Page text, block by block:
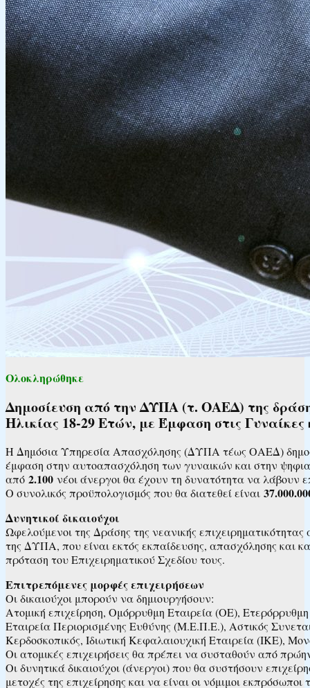
Ολοκληρώθηκε
Δημοσίευση από την ΔΥΠΑ (τ. ΟΑΕΔ) της
Ηλικίας 18-29 Ετών, με Έμφαση στις
Η Δημόσια Υπηρεσία Απασχόλησης (ΔΥΠΑ τέως ΟΑΕΔ)
έμφαση στην αυτοαπασχόληση των γυναικών και στην
από 2.100 νέοι άνεργοι θα έχουν τη δυνατότητα να λάβουν
Ο συνολικός προϋπολογισμός που θα διατεθεί είναι
Δυνητικοί δικαιούχοι
Ωφελούμενοι της Δράσης της νεανικής
της ΔΥΠΑ, που είναι εκτός εκπαίδευσης, απασχόλησης και
πρόταση του Επιχειρηματικού Σχεδίου τους.
Επιτρεπόμενες μορφές επιχειρήσεων
Οι δικαιούχοι μπορούν να δημιουργήσουν:
Ατομική επιχείρηση, Ομόρρυθμη Εταιρεία (ΟΕ),
Εταιρεία Περιορισμένης Ευθύνης (Μ.Ε.Π.Ε.), Αστικός
Κερδοσκοπικός, Ιδιωτική Κεφαλαιουχική Εταιρεία (ΙΚΕ),
Οι ατομικές επιχειρήσεις θα πρέπει να συσταθούν από
Οι δυνητικά δικαιούχοι (άνεργοι) που θα συστήσουν
μετοχές της επιχείρησης και να είναι οι νόμιμοι